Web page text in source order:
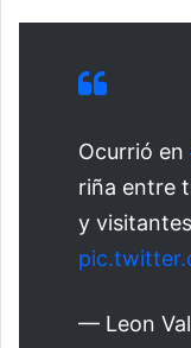
Ocurrió en
riña entre
y
— Leon